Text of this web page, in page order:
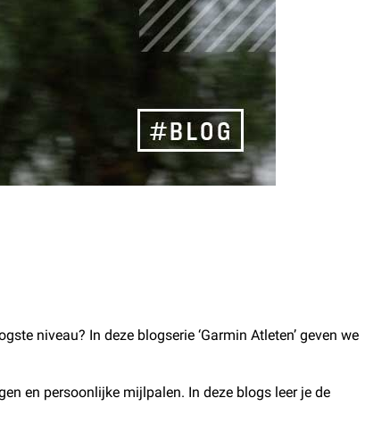
niveau? In deze blogserie ‘Garmin Atleten’ geven we
en persoonlijke mijlpalen. In deze blogs leer je de